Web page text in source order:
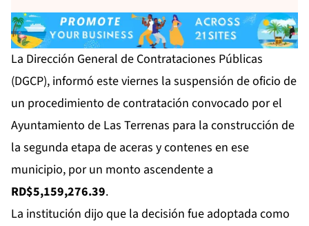
La Dirección General de Contrataciones Públicas
(DGCP), informó este viernes la suspensión de oficio de
un procedimiento de contratación convocado por el
Ayuntamiento de Las Terrenas para la construcción de
la segunda etapa de aceras y contenes en ese
municipio, por un monto ascendente a
RD$5,159,276.39.
La institución dijo que la decisión fue adoptada como